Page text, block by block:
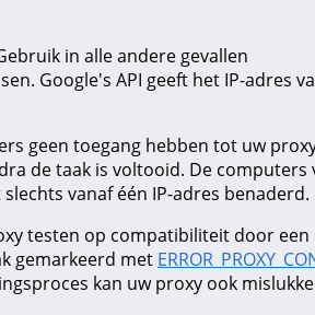
in alle andere gevallen
Google's API geeft het IP-adres
geen toegang hebben tot uw
de taak is voltooid. De computers
vanaf één IP-adres benaderd.
testen op compatibiliteit door een
gemarkeerd met
kan uw proxy ook